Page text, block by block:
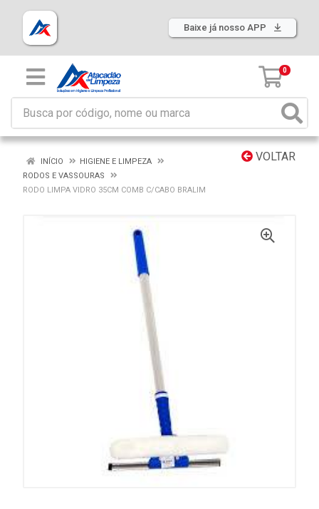
Baixe já nosso APP
0
VOLTAR
INÍCIO
HIGIENE E LIMPEZA
RODOS E VASSOURAS
RODO LIMPA VIDRO 35CM COMB C/CABO BRALIM